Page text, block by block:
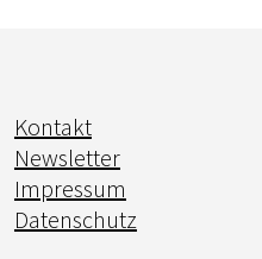
Kontakt
Newsletter
Impressum
Datenschutz